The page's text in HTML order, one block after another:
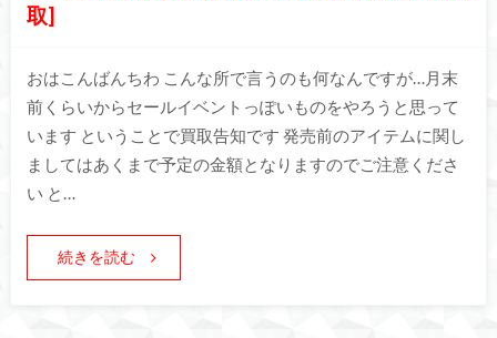
取]
おはこんばんちわ こんな所で言うのも何なんですが…月末
前くらいからセールイベントっぽいものをやろうと思って
います ということで買取告知です 発売前のアイテムに関し
ましてはあくまで予定の金額となりますのでご注意くださ
い と…
続きを読む